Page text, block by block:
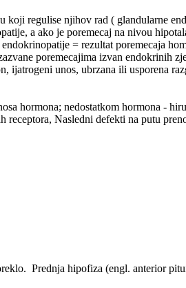
regulise njihov rad ( glandularne
a ako je poremecaj na nivou
= rezultat poremecaja
poremecajima izvan endokrinih
ijatrogeni unos, ubrzana ili usporena
hormona; nedostatkom hormona -
Nasledni defekti na putu
Prednja hipofiza (engl. anterior